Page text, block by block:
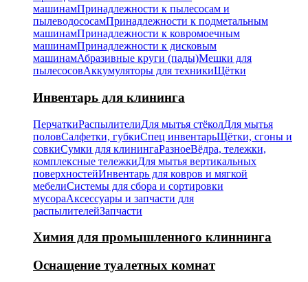
машинамПринадлежности к пылесосам и
пылеводососамПринадлежности к подметальным
машинамПринадлежности к ковромоечным
машинамПринадлежности к дисковым
машинамАбразивные круги (пады)Мешки для
пылесосовАккумуляторы для техникиЩётки
Инвентарь для клининга
ПерчаткиРаспылителиДля мытья стёколДля мытья
половСалфетки, губкиСпец инвентарьЩётки, сгоны и
совкиСумки для клинингаРазноеВёдра, тележки,
комплексные тележкиДля мытья вертикальных
поверхностейИнвентарь для ковров и мягкой
мебелиСистемы для сбора и сортировки
мусораАксессуары и запчасти для
распылителейЗапчасти
Химия для промышленного клиннинга
Оснащение туалетных комнат